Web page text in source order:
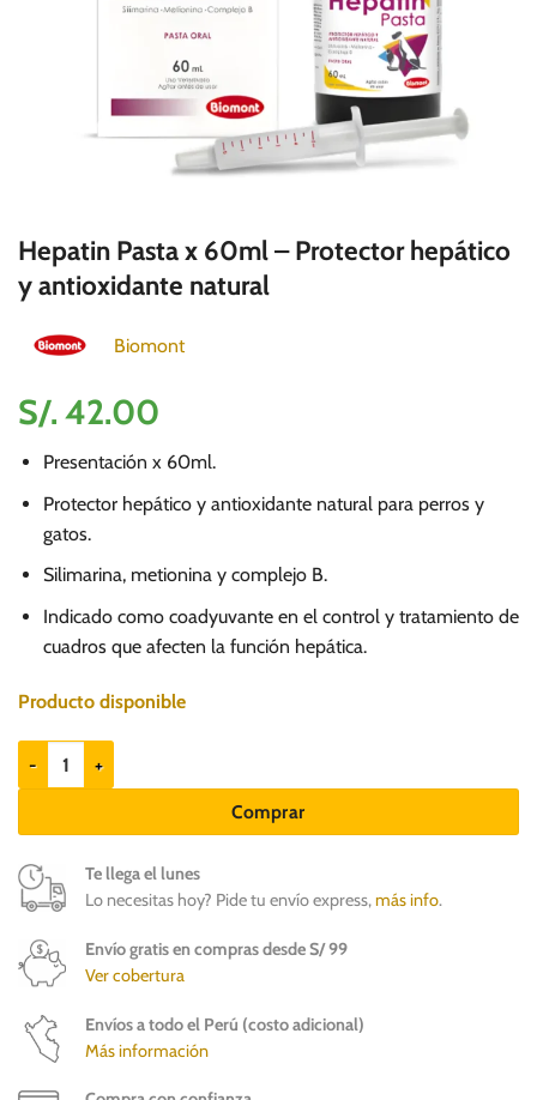
Hepatin Pasta x 60ml – Protector hepático
y antioxidante natural
Biomont
S/. 42.00
Presentación x 60ml.
Protector hepático y antioxidante natural para perros y
gatos.
Silimarina, metionina y complejo B.
Indicado como coadyuvante en el control y tratamiento de
cuadros que afecten la función hepática.
Producto disponible
Hepatin Pasta x 60ml - Protector hepático y antioxidante natural
Comprar
Te llega el lunes
Lo necesitas hoy? Pide tu envío express,más info.
Envío gratis en compras desde S/ 99
Ver cobertura
Envíos a todo el Perú (costo adicional)
Más información